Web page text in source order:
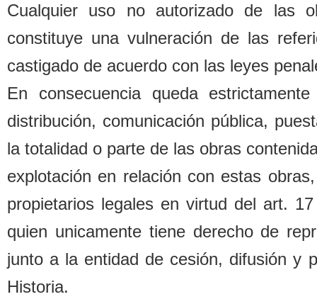
Cualquier uso no autorizado de las o
constituye una vulneración de las
castigado de acuerdo con las leyes
En consecuencia queda
distribución, comunicación pública,
la totalidad o parte de las obras
explotación en relación con estas ob
propietarios legales en virtud del art.
quien unicamente tiene derecho de
junto a la entidad de cesión, difusión y
Historia.